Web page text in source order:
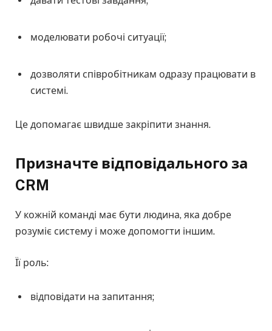
моделювати робочі ситуації;
дозволяти співробітникам одразу працювати в
системі.
Це допомагає швидше закріпити знання.
Призначте відповідального за
CRM
У кожній команді має бути людина, яка добре
розуміє систему і може допомогти іншим.
Її роль:
відповідати на запитання;